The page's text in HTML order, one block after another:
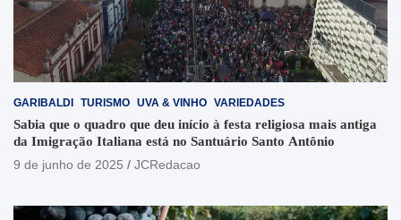
GARIBALDI TURISMO UVA & VINHO VARIEDADES
Sabia que o quadro que deu início à festa religiosa mais antiga
da Imigração Italiana está no Santuário Santo Antônio
9 de junho de 2025
JCRedacao